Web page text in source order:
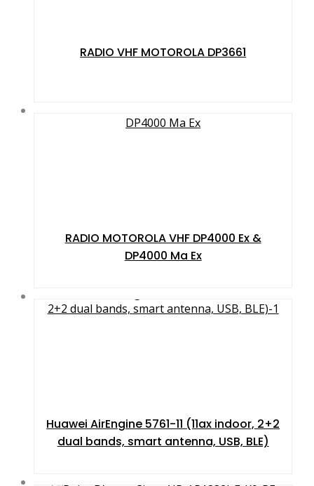
RADIO VHF MOTOROLA DP3661
RADIO MOTOROLA VHF DP4000 Ex &
DP4000 Ma Ex
Huawei AirEngine 5761-11 (11ax indoor, 2+2
dual bands, smart antenna, USB, BLE)